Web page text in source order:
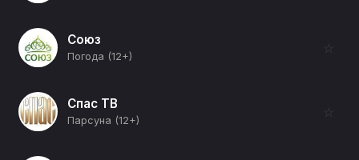
Союз
Погода (12+)
☆
Спас ТВ
Парсуна (12+)
☆